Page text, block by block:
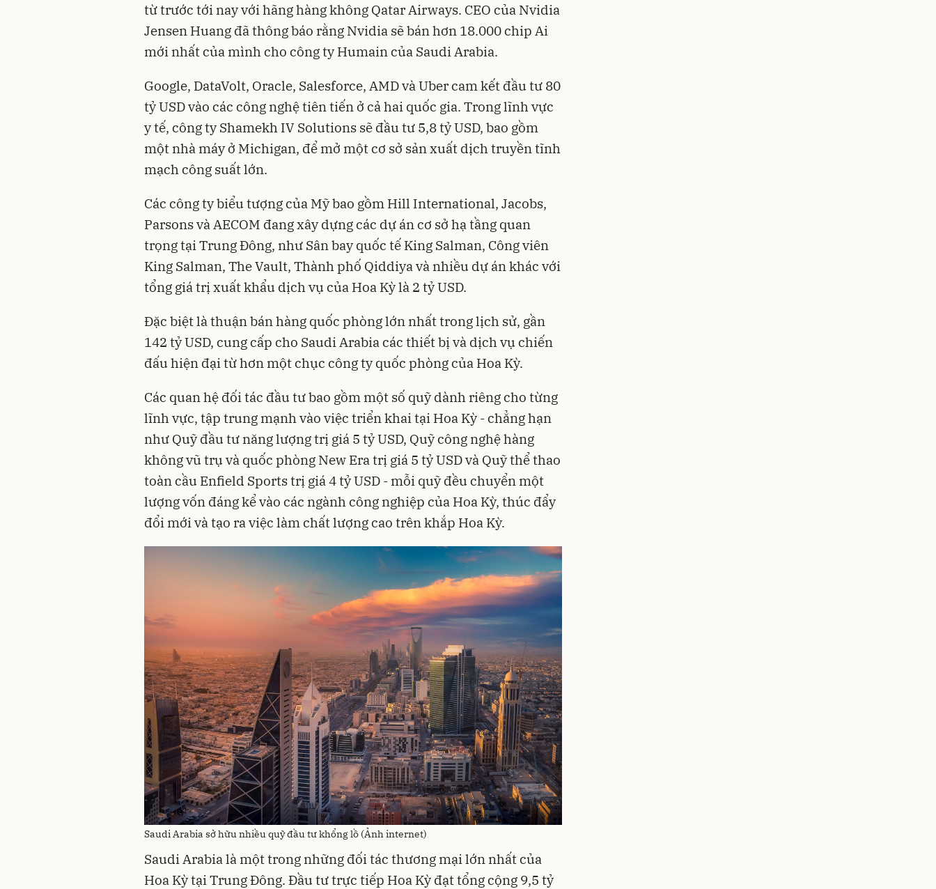
từ trước tới nay với hãng hàng không Qatar Airways. CEO của Nvidia
Jensen Huang đã thông báo rằng Nvidia sẽ bán hơn 18.000 chip Ai
mới nhất của mình cho công ty Humain của Saudi Arabia.
Google, DataVolt, Oracle, Salesforce, AMD và Uber cam kết đầu tư 80
tỷ USD vào các công nghệ tiên tiến ở cả hai quốc gia. Trong lĩnh vực
y tế, công ty Shamekh IV Solutions sẽ đầu tư 5,8 tỷ USD, bao gồm
một nhà máy ở Michigan, để mở một cơ sở sản xuất dịch truyền tĩnh
mạch công suất lớn.
Các công ty biểu tượng của Mỹ bao gồm Hill International, Jacobs,
Parsons và AECOM đang xây dựng các dự án cơ sở hạ tầng quan
trọng tại Trung Đông, như Sân bay quốc tế King Salman, Công viên
King Salman, The Vault, Thành phố Qiddiya và nhiều dự án khác với
tổng giá trị xuất khẩu dịch vụ của Hoa Kỳ là 2 tỷ USD.
Đặc biệt là thuận bán hàng quốc phòng lớn nhất trong lịch sử, gần
142 tỷ USD, cung cấp cho Saudi Arabia các thiết bị và dịch vụ chiến
đấu hiện đại từ hơn một chục công ty quốc phòng của Hoa Kỳ.
Các quan hệ đối tác đầu tư bao gồm một số quỹ dành riêng cho từng
lĩnh vực, tập trung mạnh vào việc triển khai tại Hoa Kỳ - chẳng hạn
như Quỹ đầu tư năng lượng trị giá 5 tỷ USD, Quỹ công nghệ hàng
không vũ trụ và quốc phòng New Era trị giá 5 tỷ USD và Quỹ thể thao
toàn cầu Enfield Sports trị giá 4 tỷ USD - mỗi quỹ đều chuyển một
lượng vốn đáng kể vào các ngành công nghiệp của Hoa Kỳ, thúc đẩy
đổi mới và tạo ra việc làm chất lượng cao trên khắp Hoa Kỳ.
Saudi Arabia sở hữu nhiều quỹ đầu tư khổng lồ (Ảnh internet)
Saudi Arabia là một trong những đối tác thương mại lớn nhất của
Hoa Kỳ tại Trung Đông. Đầu tư trực tiếp Hoa Kỳ đạt tổng cộng 9,5 tỷ